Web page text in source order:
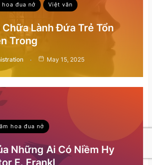
hoa đua nở Việt văn
Lành Đứa Trẻ Tổn
Trong
May 15, 2025
hoa đua nở
Những Ai Có Niềm Hy
E. Frankl